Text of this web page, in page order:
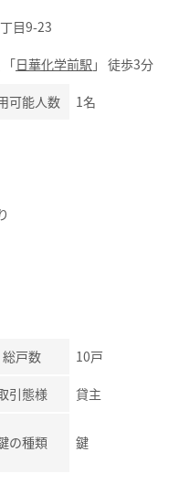
目9-23
「日華化学前駅 」 徒歩3分
可能人数 1名
総戸数 10戸
引態様 貸主
の種類 鍵